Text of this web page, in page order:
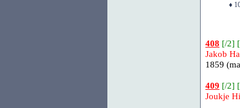
♦
408 [/2] [
Jakob
1859
409 [/2] [
Joukje